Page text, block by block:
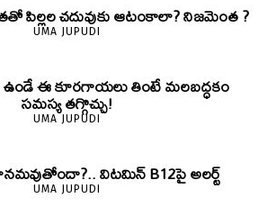
పిల్లల చదువుకు ఆటంకాలా? నిజమెంత ?
UMA JUPUDI
ఉండే ఈ కూరగాయలు తింటే మలబద్ధకం
సమస్య తగ్గొచ్చు!
UMA JUPUDI
విటమిన్ B12పై అలర్ట్
UMA JUPUDI